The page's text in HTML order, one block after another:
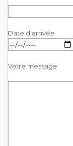
Date d'arrivée
Votre message